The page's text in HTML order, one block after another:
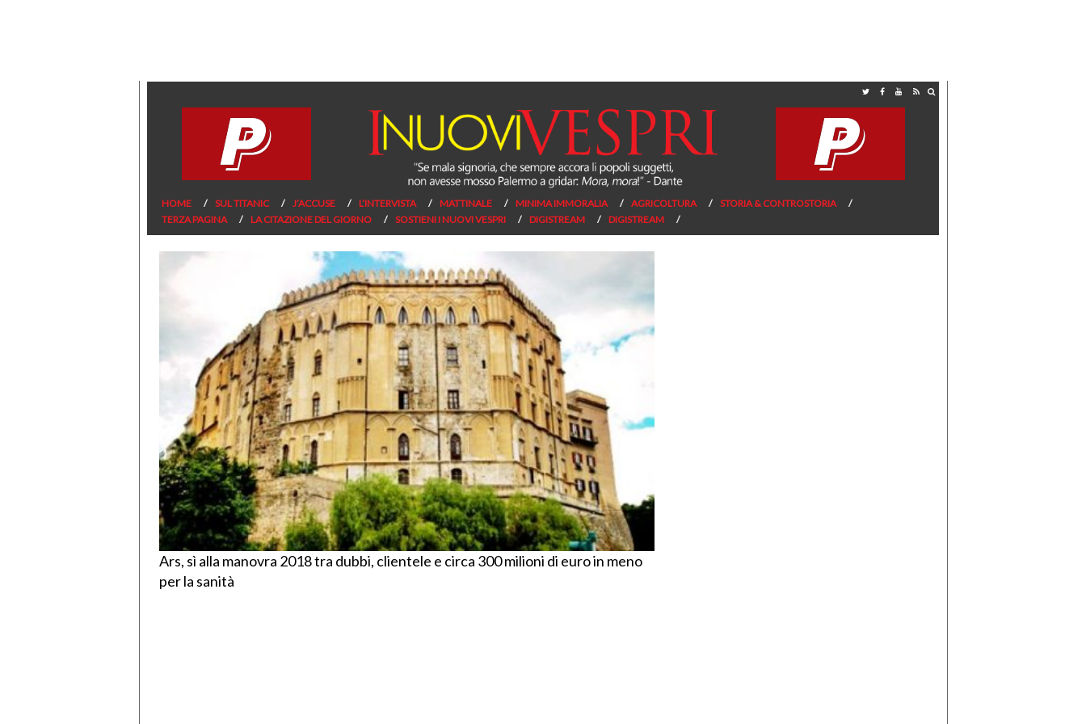
HOME SUL TITANIC J’ACCUSE L’INTERVISTA MATTINALE MINIMA IMMORALIA AGRICOLTURA
STORIA & CONTROSTORIA
TERZA PAGINA
LA CITAZIONE DEL GIORNO SOSTIENI I NUOVI VESPRI DIGISTREAM DIGISTREAM
Ars, sì alla manovra 2018 tra dubbi, clientele e circa 300 milioni di euro in meno
per la sanità